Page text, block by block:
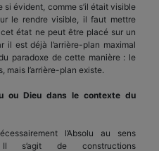
si évident, comme s’il était visible
le rendre visible, il faut mettre
état ne peut être placé sur un
il est déjà l’arrière-plan maximal
paradoxe de cette manière : le
mais l’arrière-plan existe.
ou Dieu dans le contexte du
l’Absolu au sens
s’agit de constructions